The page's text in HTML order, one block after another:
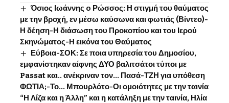
Όσιος Ιωάννης o Ρώσσος: Η στιγμή του θαύματος
με την βροχή, εν μέσω καύσωνα και φωτιάς (Βίντεο)-
Η δέηση-Η διάσωση του Προκοπίου και του Ιερού
Σκηνώματος-Η εικόνα του Θαύματος
Εύβοια-ΣΟΚ: Σε ποια υπηρεσία του Δημοσίου,
εμφανίστηκαν αίφνης ΔΥΟ βαλιτσάτοι τύποι με
Passat και.. ανέκριναν τον… Πασά-ΤΖΗ για υπόθεση
ΦΩΤΙΑ;-Το… Μπουρλότο-Οι ομοιότητες με την ταινία
“Η Λίζα και η Άλλη” και η κατάληξη με την ταινία, Ηλία